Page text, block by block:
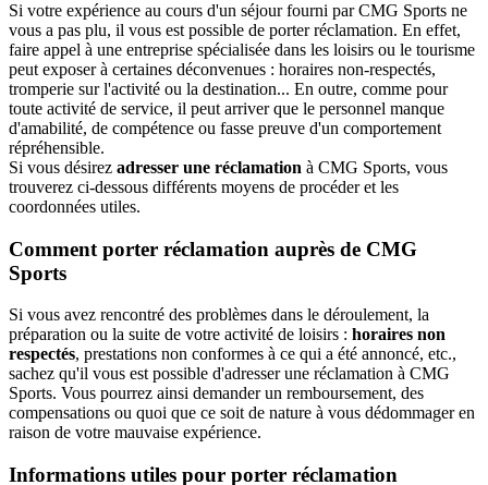
Si votre expérience au cours d'un séjour fourni par CMG Sports ne
vous a pas plu, il vous est possible de porter réclamation. En effet,
faire appel à une entreprise spécialisée dans les loisirs ou le tourisme
peut exposer à certaines déconvenues : horaires non-respectés,
tromperie sur l'activité ou la destination... En outre, comme pour
toute activité de service, il peut arriver que le personnel manque
d'amabilité, de compétence ou fasse preuve d'un comportement
répréhensible.
Si vous désirez adresser une réclamation à CMG Sports, vous
trouverez ci-dessous différents moyens de procéder et les
coordonnées utiles.
Comment porter réclamation auprès de CMG
Sports
Si vous avez rencontré des problèmes dans le déroulement, la
préparation ou la suite de votre activité de loisirs : horaires non
respectés, prestations non conformes à ce qui a été annoncé, etc.,
sachez qu'il vous est possible d'adresser une réclamation à CMG
Sports. Vous pourrez ainsi demander un remboursement, des
compensations ou quoi que ce soit de nature à vous dédommager en
raison de votre mauvaise expérience.
Informations utiles pour porter réclamation